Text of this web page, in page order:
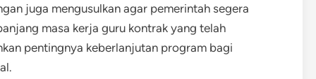
juga mengusulkan agar pemerintah segera
masa kerja guru kontrak yang telah
pentingnya keberlanjutan program bagi